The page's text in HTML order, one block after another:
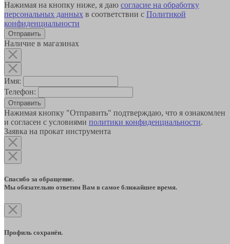
Нажимая на кнопку ниже, я даю согласие на обработку
персональных данных в соответствии с Политикой
конфиденциальности
Наличие в магазинах
Имя:
Телефон:
Отправить
Нажимая кнопку "Отправить" подтверждаю, что я ознакомлен
и согласен с условиями политики конфиденциальности.
Заявка на прокат инструмента
Спасибо за обращение.
Мы обязательно ответим Вам в самое ближайшее время.
Профиль сохранён.